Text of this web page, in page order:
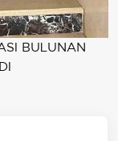
BULUNAN